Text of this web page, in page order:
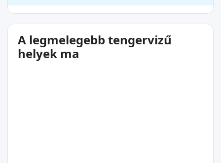
A legmelegebb tengervizű
helyek ma